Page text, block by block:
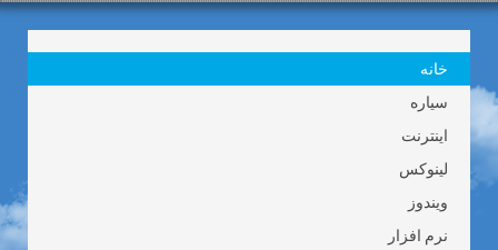
خانه
سیاره
اینترنت
لینوکس
ویندوز
نرم افزار